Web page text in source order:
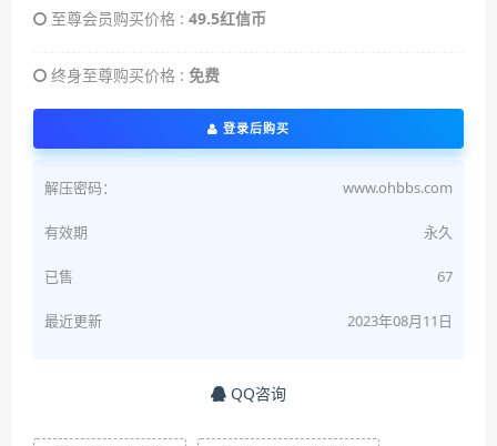
至尊会员购买价格 : 49.5红信币
终身至尊购买价格 : 免费
登录后购买
解压密码： www.ohbbs.com
有效期 永久
已售 67
最近更新 2023年08月11日
QQ咨询